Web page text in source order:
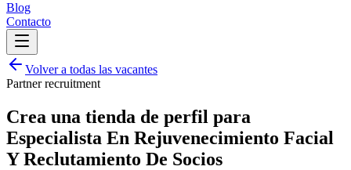
Blog
Contacto
Volver a todas las vacantes
Partner recruitment
Crea una tienda de perfil para
Especialista En Rejuvenecimiento Facial
Y Reclutamiento De Socios